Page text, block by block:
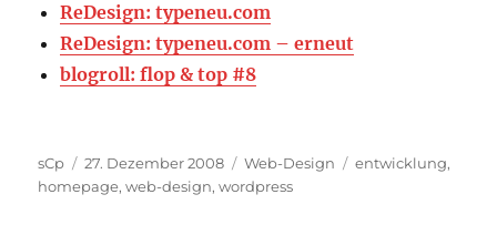
ReDesign: typeneu.com
ReDesign: typeneu.com – erneut
blogroll: flop & top #8
Autor
sCp
Veröffentlicht
am
27. Dezember 2008 Kategorien
Web-Design Schlagwörter
entwicklung,
homepage,web-design,wordpress